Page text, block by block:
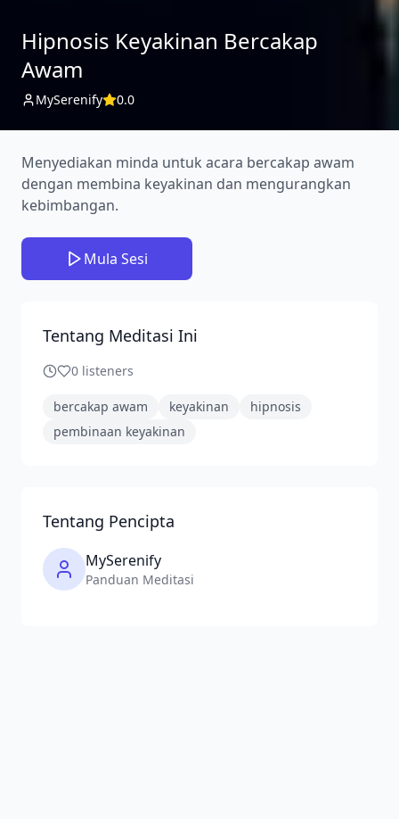
Hipnosis Keyakinan Bercakap
Awam
MySerenify 0.0
Menyediakan minda untuk acara bercakap awam
dengan membina keyakinan dan mengurangkan
kebimbangan.
Mula Sesi
Tentang Meditasi Ini
0 listeners
bercakap awam keyakinan
hipnosis
pembinaan keyakinan
Tentang Pencipta
MySerenify
Panduan Meditasi